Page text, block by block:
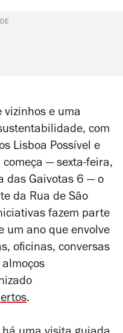
vizinhos e uma
com
Lisboa Possível e
começa —sexta-feira,
das Gaivotas 6 —o
da Rua de São
fazem parte
um ano que envolve
oficinas, conversas
.